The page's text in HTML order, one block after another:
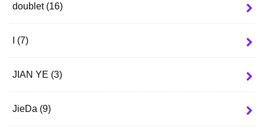
doublet (16)
I (7)
JIAN YE (3)
JieDa (9)